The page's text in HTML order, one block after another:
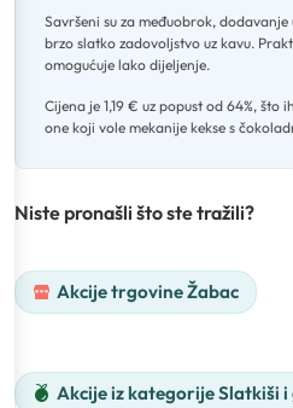
Savršeni su za međuobrok,
brzo slatko zadovoljstvo uz kavu.
omogućuje lako dijeljenje.
Cijena je 1,19 € uz popust od 64%,
one koji vole mekanije kekse s
Niste pronašli što ste tražili?
Akcije trgovine Žabac
Akcije iz kategorije Slatkiši